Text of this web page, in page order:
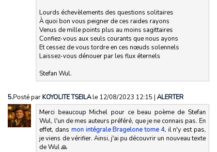
Lourds échevèlements des questions solitaires
À quoi bon vous peigner de ces raides rayons
Venus de mille points plus au moins sagittaires
Confiez-vous aux seuls courants que nous ayons
Et cessez de vous tordre en ces nœuds solennels
Laissez-vous dénouer par les flux éternels
Stefan Wul.
5.Posté parKOYOLITE TSEILAle 12/08/2023 12:15 | ALERTER
Merci beaucoup Michel pour ce beau poème de Stefan
Wul, l'un de mes auteurs préféré, que je ne connais pas. En
effet, dans mon intégrale Bragelone tome 4, il n'y est pas,
je viens de vérifier. Ainsi, j'ai pu découvrir un nouveau texte
de Wul 🙏